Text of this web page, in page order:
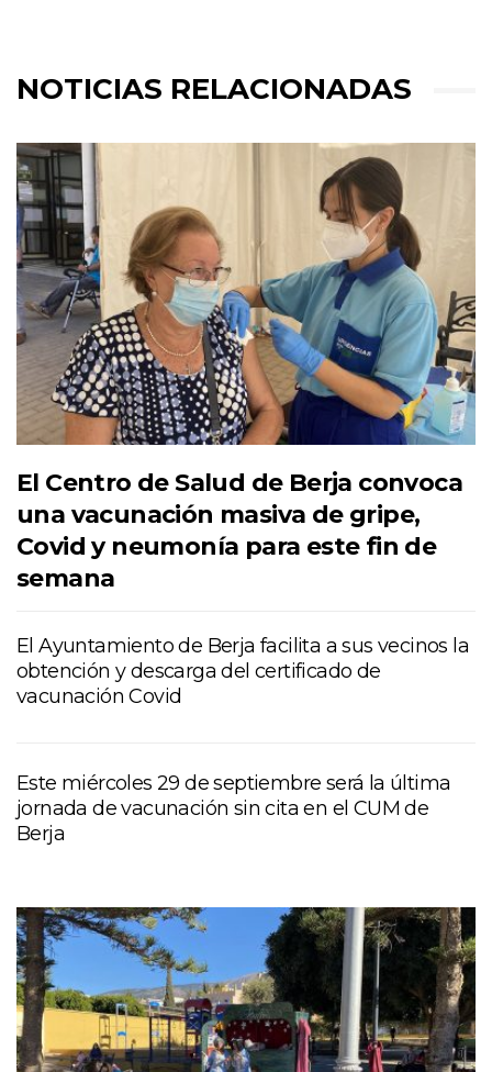
NOTICIAS RELACIONADAS
El Centro de Salud de Berja convoca
una vacunación masiva de gripe,
Covid y neumonía para este fin de
semana
El Ayuntamiento de Berja facilita a sus vecinos la
obtención y descarga del certificado de
vacunación Covid
Este miércoles 29 de septiembre será la última
jornada de vacunación sin cita en el CUM de
Berja